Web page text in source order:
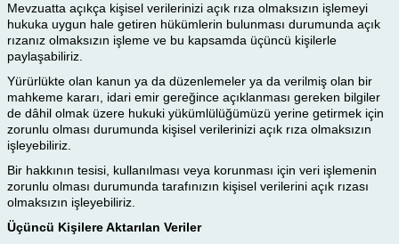
Mevzuatta açıkça kişisel verilerinizi açık rıza olmaksızın işlemeyi
hukuka uygun hale getiren hükümlerin bulunması durumunda açık
rızanız olmaksızın işleme ve bu kapsamda üçüncü kişilerle
paylaşabiliriz.
Yürürlükte olan kanun ya da düzenlemeler ya da verilmiş olan bir
mahkeme kararı, idari emir gereğince açıklanması gereken bilgiler
de dâhil olmak üzere hukuki yükümlülüğümüzü yerine getirmek için
zorunlu olması durumunda kişisel verilerinizi açık rıza olmaksızın
işleyebiliriz.
Bir hakkının tesisi, kullanılması veya korunması için veri işlemenin
zorunlu olması durumunda tarafınızın kişisel verilerini açık rızası
olmaksızın işleyebiliriz.
Üçüncü Kişilere Aktarılan Veriler